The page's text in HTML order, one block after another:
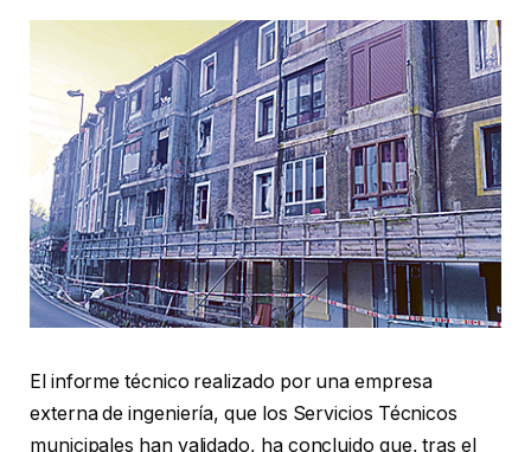
El informe técnico realizado por una empresa
externa de ingeniería, que los Servicios Técnicos
municipales han validado, ha concluido que, tras el